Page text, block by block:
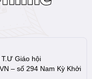
Giáo hội
– số 294 Nam Kỳ Khởi